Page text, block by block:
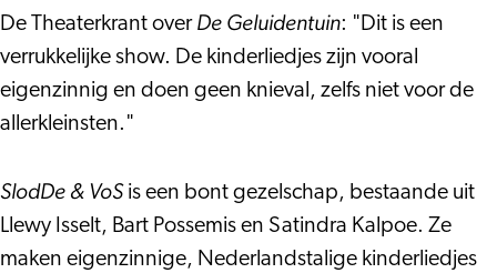
De Theaterkrant over De Geluidentuin: "Dit is een
verrukkelijke show. De kinderliedjes zijn vooral
eigenzinnig en doen geen knieval, zelfs niet voor de
allerkleinsten."
SlodDe & VoS is een bont gezelschap, bestaande uit
Llewy Isselt, Bart Possemis en Satindra Kalpoe. Ze
maken eigenzinnige, Nederlandstalige kinderliedjes